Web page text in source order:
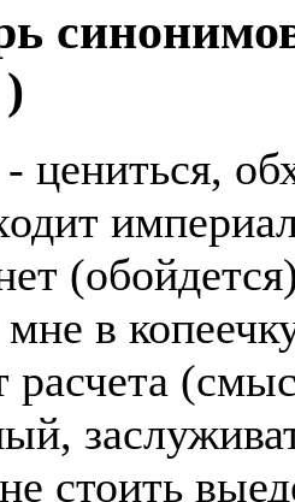
- цениться,
мне в
стоить